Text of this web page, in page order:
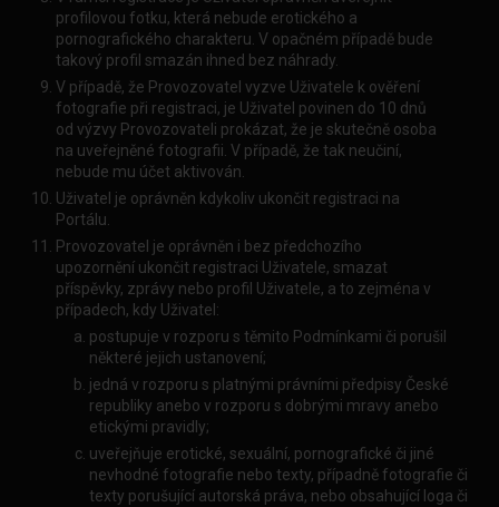
profilovou fotku, která nebude erotického a
pornografického charakteru. V opačném případě bude
takový profil smazán ihned bez náhrady.
V případě, že Provozovatel vyzve Uživatele k ověření
fotografie při registraci, je Uživatel povinen do 10 dnů
od výzvy Provozovateli prokázat, že je skutečně osoba
na uveřejněné fotografii. V případě, že tak neučiní,
nebude mu účet aktivován.
Uživatel je oprávněn kdykoliv ukončit registraci na
Portálu.
Provozovatel je oprávněn i bez předchozího
upozornění ukončit registraci Uživatele, smazat
příspěvky, zprávy nebo profil Uživatele, a to zejména v
případech, kdy Uživatel:
postupuje v rozporu s těmito Podmínkami či porušil
některé jejich ustanovení;
jedná v rozporu s platnými právními předpisy České
republiky anebo v rozporu s dobrými mravy anebo
etickými pravidly;
uveřejňuje erotické, sexuální, pornografické či jiné
nevhodné fotografie nebo texty, případně fotografie či
texty porušující autorská práva, nebo obsahující loga či